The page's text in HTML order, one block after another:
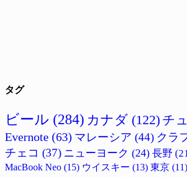
タグ
ビール (284) カナダ (122) チ
Evernote (63) マレーシア (44) クラ
チェコ (37) ニューヨーク (24) 長野
MacBook Neo (15) ウイスキー (13) 東京 (11)